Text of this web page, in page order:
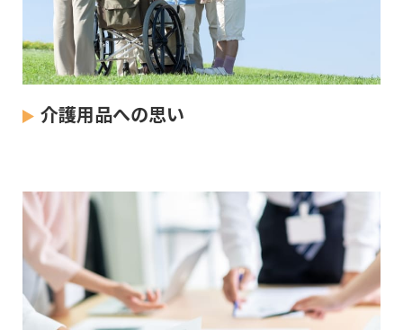
介護用品への思い